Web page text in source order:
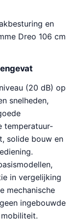
en
Dreo 106 cm
(20 dB) op
snelheden,
temperatuur-
solide bouw en
in vergelijking
mechanische
ingebouwde